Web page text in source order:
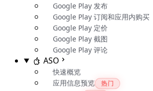
Google Play 发布
Google Play 订阅和应用内购买
Google Play 定价
Google Play 截图
Google Play 评论
ASO
快速概览
应用信息预览
热门